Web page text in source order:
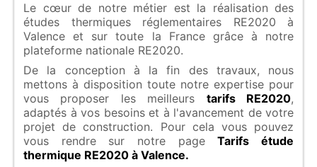
Le cœur de notre métier est la réalisation des
études thermiques réglementaires RE2020 à
Valence et sur toute la France grâce à notre
plateforme nationale RE2020.
De la conception à la fin des travaux, nous
mettons à disposition toute notre expertise pour
vous proposer les meilleurs tarifs RE2020,
adaptés à vos besoins et à l'avancement de votre
projet de construction. Pour cela vous pouvez
vous rendre sur notre pageTarifs étude
thermique RE2020 à Valence.